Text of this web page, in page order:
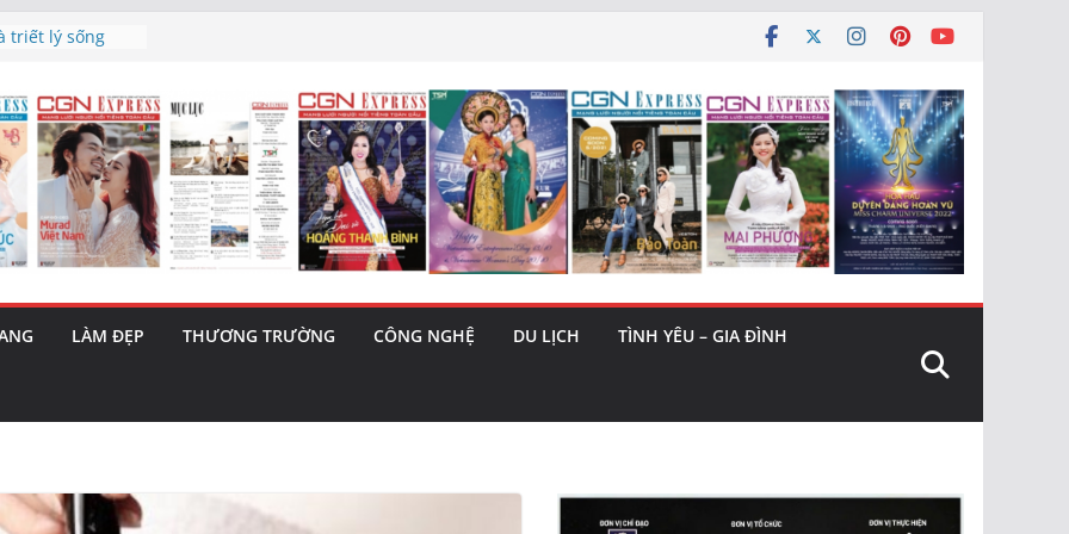
và nguy cơ trốn
mai”
phiên tăng
– 1 Cơ hội
cùng MTH
8): Bật tăng
LÀM ĐẸP THƯƠNG TRƯỜNG CÔNG NGHỆ DU LỊCH TÌNH YÊU – GIA ĐÌNH